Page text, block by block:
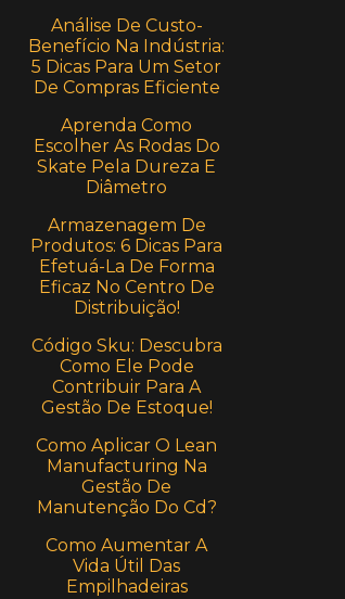
Análise De Custo-
Benefício Na Indústria:
5 Dicas Para Um Setor
De Compras Eficiente
Aprenda Como
Escolher As Rodas Do
Skate Pela Dureza E
Diâmetro
Armazenagem De
Produtos: 6 Dicas Para
Efetuá-La De Forma
Eficaz No Centro De
Distribuição!
Código Sku: Descubra
Como Ele Pode
Contribuir Para A
Gestão De Estoque!
Como Aplicar O Lean
Manufacturing Na
Gestão De
Manutenção Do Cd?
Como Aumentar A
Vida Útil Das
Empilhadeiras